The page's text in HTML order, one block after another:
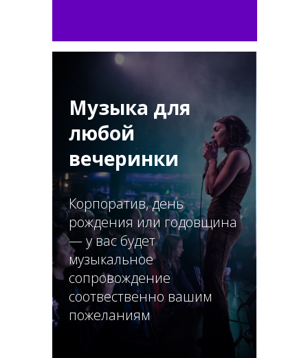
Музыка для
любой
вечеринки
Корпоратив, день
рождения или годовщина
— у вас будет
музыкальное
сопровождение
соотвественно вашим
пожеланиям